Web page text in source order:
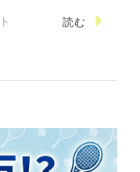
読む